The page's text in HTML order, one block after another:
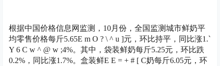
根据中国价格信息网监测，10月份， 全国监测城市鲜奶平
均零售价格每斤5.65E m O ? \ ^ u ]元，环比持平，同比涨1.`
Y 6 C w ^ @ w ;4%。 其中，袋装鲜奶每斤5.25元，环比跌
0.2%，同比涨1.7%。盒装鲜E E = + # [ C奶每斤6.05元，环